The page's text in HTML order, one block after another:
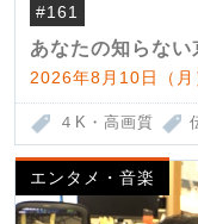
#161
あなたの知らない
2026年8月10日（
４K・高画質
エンタメ・音楽